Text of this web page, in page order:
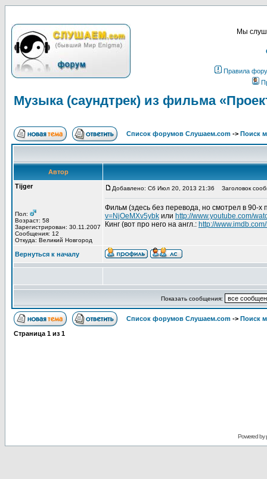
Мы
Правила
Музыка (саундтрек) из фильма
Список форумов Слушаем.com -> Поиск
Автор
Tijger
Пол:
Возраст: 58
Зарегистрирован: 30.11.2007
Сообщения: 12
Откуда: Великий Новгород
Добавлено: Сб Июл 20, 2013 21:36 Заголовок
Фильм (здесь без перевода, но смотрел в 90-
v=NjOeMXv5ybk или http://www.youtube.com/
Кинг (вот про него на англ.: http://
Вернуться к началу
Показать сообщения:
Список форумов Слушаем.com -> Поиск
Страница 1 из 1
Powered by